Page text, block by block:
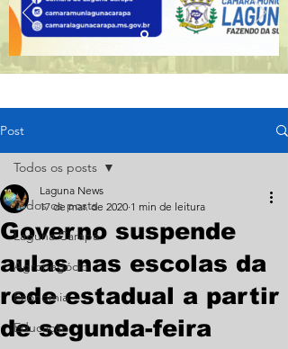
Post
Todos os posts
Laguna Carapã
Agronegócio
Economia
Educação
Todos os posts
Governo suspende
aulas nas escolas da
rede estadual a partir
de segunda-feira
Laguna News
17 de mar. de 2020 1 min de leitura